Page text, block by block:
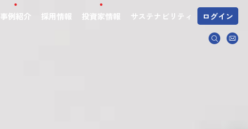
事例紹介 採用情報 投資家情報 サステナビリティ ログイン